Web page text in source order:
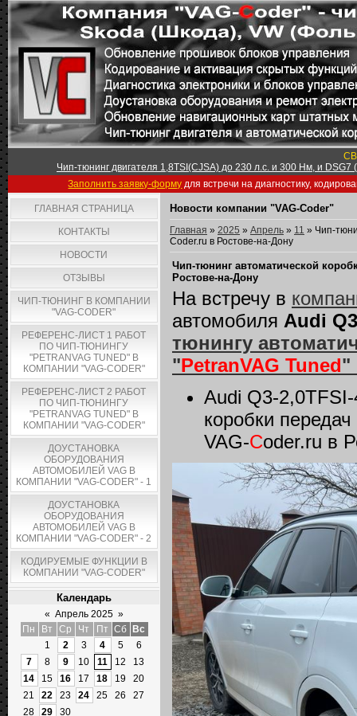
Чип-тюнинг двигателя 1,8TSI(CJSA) до 230 л.с. и 300 Нм, и
Заполнить заявку-форму для встречи на диагностику,
ГЛАВНАЯ СТРАНИЦА
КОНТАКТЫ
НОВОСТИ
ОТЗЫВЫ
ЧИП-ТЮНИНГ В КОМПАНИИ
"VAG-CODER"
РЕФЕРЕНС-ЛИСТ 1 РАБОТ
ПО ЧИП-ТЮНИНГУ
"PETRANVAG TUNED" В
КОМПАНИИ "VAG-CODER"
РЕФЕРЕНС-ЛИСТ 2 РАБОТ
ПО ЧИП-ТЮНИНГУ
"PETRANVAG TUNED" В
КОМПАНИИ "VAG-CODER"
ДОУСТАНОВКА
ОБОРУДОВАНИЯ
АВТОМОБИЛЕЙ VAG В
КОМПАНИИ "VAG-CODER" - 1
ДОУСТАНОВКА
ОБОРУДОВАНИЯ
АВТОМОБИЛЕЙ VAG В
КОМПАНИИ "VAG-CODER" - 2
КОДИРУЕМЫЕ ФУНКЦИИ В
КОМПАНИИ "VAG-CODER"
Календарь
« Апрель 2025 »
Пн
Вт Ср Чт Пт Сб
Вс
1
2 3 4 5
6
7
8 9 10 11 12
13
14
15 16 17 18 19
20
21
22 23 24 25 26
27
28
29 30
Новости компании "VAG-Coder"
Главная » 2025 » Апрель » 11 » Чип-
Coder.ru в Ростове-на-Дону
Чип-тюнинг автоматической
Ростове-на-Дону
На встречу в
автомобиля Audi
тюнингу
"PetranVAG Tuned"
Audi Q3-
коробки передач
VAG-Coder.ru в